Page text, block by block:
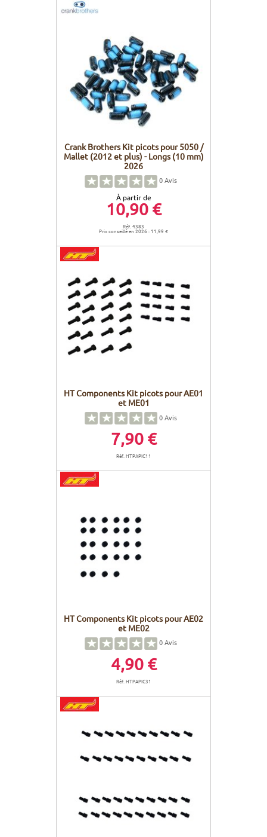
Crank Brothers Kit picots pour 5050 /
Mallet (2012 et plus) - Longs (10 mm)
2026
0Avis
À partir de
10,90 €
Réf. 4383
Prix conseillé en 2026 : 11,99 €
HT Components Kit picots pour AE01
et ME01
0Avis
7,90 €
Réf. HTPAPIC11
HT Components Kit picots pour AE02
et ME02
0Avis
4,90 €
Réf. HTPAPIC31